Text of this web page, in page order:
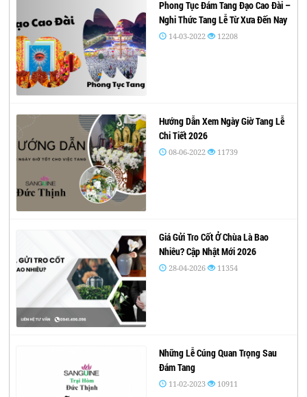
Phong Tục Đám Tang Đạo Cao Đài –
Nghi Thức Tang Lễ Từ Xưa Đến Nay
14-03-2022 12208
Hướng Dẫn Xem Ngày Giờ Tang Lễ
Chi Tiết 2026
08-06-2022 11739
Giá Gửi Tro Cốt Ở Chùa Là Bao
Nhiêu? Cập Nhật Mới 2026
28-04-2026 11354
Những Lễ Cúng Quan Trọng Sau
Đám Tang
11-02-2023 10911